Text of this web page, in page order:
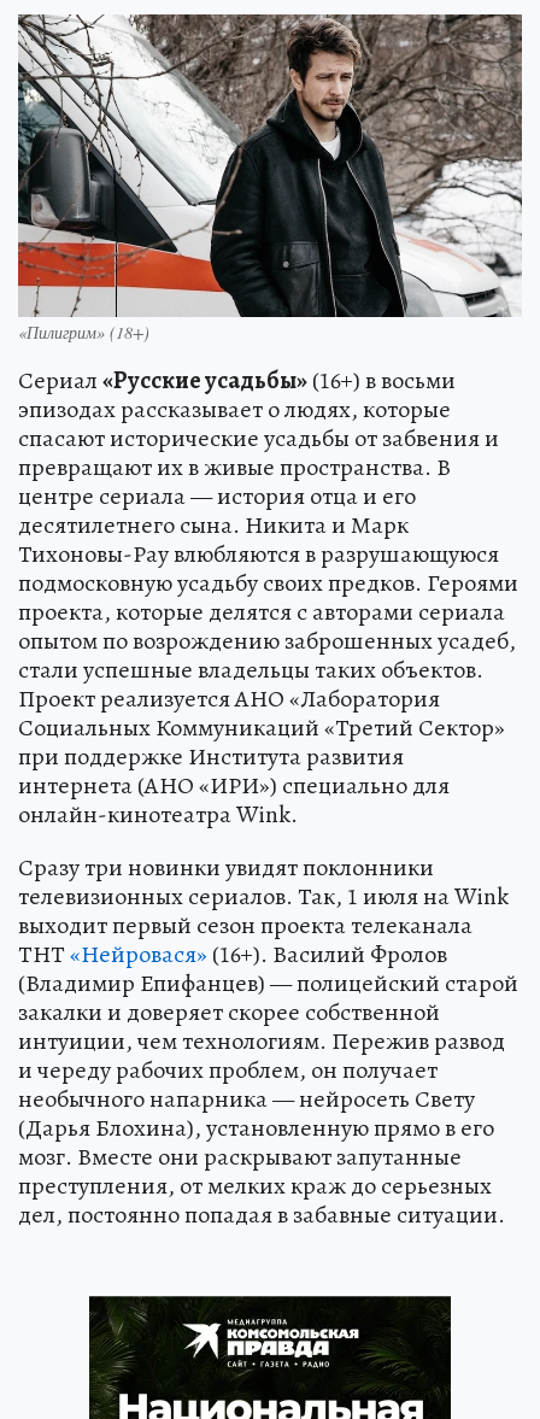
«Пилигрим» (18+)
Сериал«Русские усадьбы»(16+) в восьми
эпизодах рассказывает о людях, которые
спасают исторические усадьбы от забвения и
превращают их в живые пространства. В
центре сериала — история отца и его
десятилетнего сына. Никита и Марк
Тихоновы-Рау влюбляются в разрушающуюся
подмосковную усадьбу своих предков. Героями
проекта, которые делятся с авторами сериала
опытом по возрождению заброшенных усадеб,
стали успешные владельцы таких объектов.
Проект реализуется АНО «Лаборатория
Социальных Коммуникаций «Третий Сектор»
при поддержке Института развития
интернета (АНО «ИРИ») специально для
онлайн-кинотеатра Wink.
Сразу три новинки увидят поклонники
телевизионных сериалов. Так, 1 июля на Wink
выходит первый сезон проекта телеканала
ТНТ«Нейровася» (16+). Василий Фролов
(Владимир Епифанцев) — полицейский старой
закалки и доверяет скорее собственной
интуиции, чем технологиям. Пережив развод
и череду рабочих проблем, он получает
необычного напарника — нейросеть Свету
(Дарья Блохина), установленную прямо в его
мозг. Вместе они раскрывают запутанные
преступления, от мелких краж до серьезных
дел, постоянно попадая в забавные ситуации.